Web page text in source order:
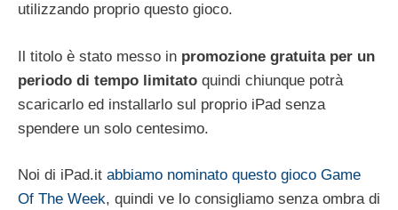
utilizzando proprio questo gioco.
Il titolo è stato messo in promozione gratuita per un
periodo di tempo limitato quindi chiunque potrà
scaricarlo ed installarlo sul proprio iPad senza
spendere un solo centesimo.
Noi di iPad.it abbiamo nominato questo gioco Game
Of The Week, quindi ve lo consigliamo senza ombra di